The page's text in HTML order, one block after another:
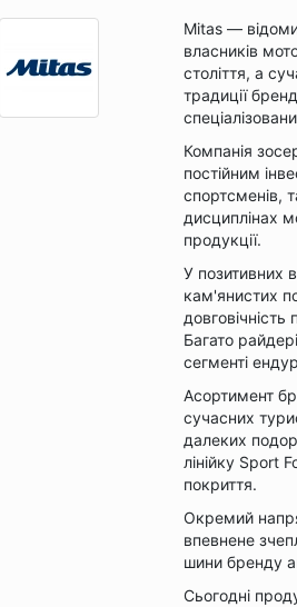
Mitas —
власників
століття, а
традиції
Компанія
постійним
спортсменів,
дисциплінах
продукції.
У позитивних
кам'янистих
Багато
сегменті
Асортимент
сучасних
далеких
лінійку Sport
покриття.
Окремий
впевнене
шини бренду
Сьогодні